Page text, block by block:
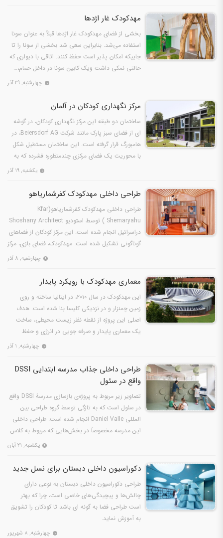
مهدکودک غار اژدها
بخشی از فضای مهدکودک غار اژدها قبلاً به عنوان سونا
استفاده می‌شد. بنابراین سعی شد بخشی از سونا را تا
جاییکه امکان پذیر است حفظ کنند. اتاقی با دیواری که
حالتی نمکی داشت ویک کابین سونا در داخل حمام،…
چهارشنبه, ۲۹ آذر
مرکز نگهداری کودکان در آلمان
ساختمان دو طبقه این مرکز نگهداری کودکان، در گوشه
ای از فضای سبز پارک مانند شرکت Beiersdorf AG، در
هامبورگ قرار گرفته است. این ساختمان مستطیل شکل
با محوریت یک فضای مرکزی چندمتظوره فشرده که به
یکشنبه, ۱۹ آذر
طراحی داخلی مهدکودک کفرشماریاهو
طراحی داخلی مهدکودک کفرشماریاهو(Kfar
Shemaryahu ) توسط استودیو Shoshany Architect
دراسرائیل انجام شده است. این مرکز کودکان از فضاهای
گوناگونی تشکیل شده است. مهدکودک، فضای بازی، مرکز
چهارشنبه, ۸ آذر
معماری مهدکودک با رویکرد پایدار
این مهدکودک در سال ۲۰۱۰، در ایتالیا ساخته و روی
زمین چمنزار و در نزدیکی کلیسا بنا شده است. هدف
اصلی این پروژه از نقطه نظر زیست محیطی، ساخت
یک معماری پایدار و صرفه جویی در انرژی و حفظ
چهارشنبه, ۱ آذر
طراحی داخلی جذاب مدرسه ابتدایی DSSI
واقع در سئول
تصاویر زیر مربوط به پروژه‌ی بازسازی مدرسهٔ DSSI واقع
در سئول است که به تازگی توسط گروه طراحی بین
المللی Daniel Valle انجام شده است. طراحی داخلی
این مدرسه مخصوصاً در بخش‌هایی که مربوط به کلاس
یکشنبه, ۲۱ آبان
دکوراسیون داخلی دبستان برای نسل جدید
طراحی دکوراسیون داخلی دبستان به نوعی دارای
چالش‌ها و پیچیدگی‌های خاصی است، چرا که بهتر
است طراحی فضا به گونه ای باشد تا کودکان را تشویق
به آموزش نماید.
چهارشنبه, ۸ شهریور